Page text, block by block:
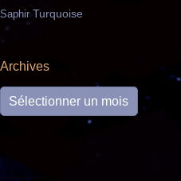
Saphir Turquoise
Archives
Archives